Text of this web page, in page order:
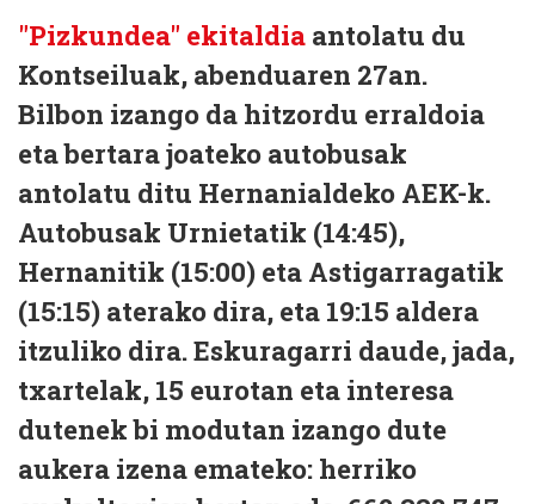
"Pizkundea" ekitaldia antolatu du
Kontseiluak, abenduaren 27an.
Bilbon izango da hitzordu erraldoia
eta bertara joateko autobusak
antolatu ditu Hernanialdeko AEK-k.
Autobusak Urnietatik (14:45),
Hernanitik (15:00) eta Astigarragatik
(15:15) aterako dira, eta 19:15 aldera
itzuliko dira. Eskuragarri daude, jada,
txartelak, 15 eurotan eta interesa
dutenek bi modutan izango dute
aukera izena emateko: herriko